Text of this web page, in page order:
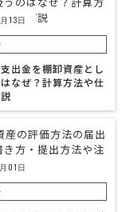
13日
出金を棚卸資産とし
なぜ？計算方法や仕
01日